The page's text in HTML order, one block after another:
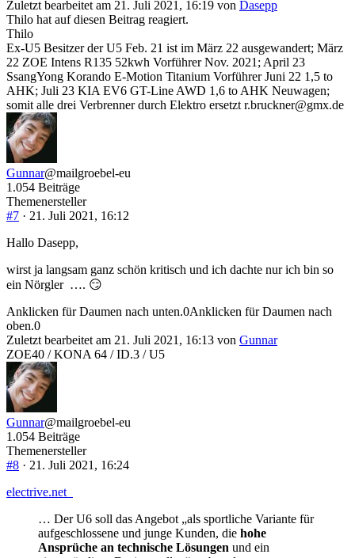
Zuletzt bearbeitet am 21. Juli 2021, 16:19 von Dasepp
Thilo hat auf diesen Beitrag reagiert.
Thilo
Ex-U5 Besitzer der U5 Feb. 21 ist im März 22 ausgewandert; März
22 ZOE Intens R135 52kwh Vorführer Nov. 2021; April 23
SsangYong Korando E-Motion Titanium Vorführer Juni 22 1,5 to
AHK; Juli 23 KIA EV6 GT-Line AWD 1,6 to AHK Neuwagen;
somit alle drei Verbrenner durch Elektro ersetzt r.bruckner@gmx.de
Gunnar@mailgroebel-eu
1.054 Beiträge
Themenersteller
#7 · 21. Juli 2021, 16:12
Hallo Dasepp,
wirst ja langsam ganz schön kritisch und ich dachte nur ich bin so
ein Nörgler …. 😏
Anklicken für Daumen nach unten.0Anklicken für Daumen nach
oben.0
Zuletzt bearbeitet am 21. Juli 2021, 16:13 von Gunnar
ZOE40 / KONA 64 / ID.3 / U5
Gunnar@mailgroebel-eu
1.054 Beiträge
Themenersteller
#8 · 21. Juli 2021, 16:24
electrive.net
… Der U6 soll das Angebot „als sportliche Variante für
aufgeschlossene und junge Kunden, die hohe
Ansprüche an technische Lösungen und ein